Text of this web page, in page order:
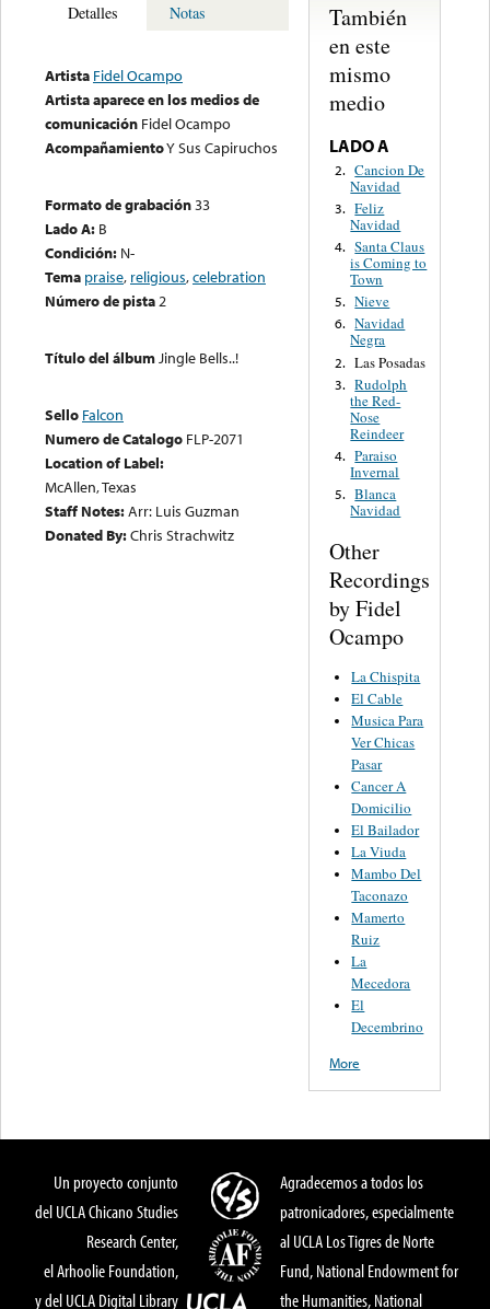
Detalles Notas
Artista Fidel Ocampo
Artista aparece en los medios de
comunicación Fidel Ocampo
AcompañamientoY Sus Capiruchos
Formato de grabación33
Lado A: B
Condición: N-
Tema praise, religious,celebration
Número de pista2
Título del álbumJingle Bells..!
Sello Falcon
Numero de Catalogo FLP-2071
Location of Label:
McAllen, Texas
Staff Notes:Arr: Luis Guzman
Donated By:Chris Strachwitz
También
en este
mismo
medio
LADO A
2. Cancion De
Navidad
3. Feliz
Navidad
4. Santa Claus
is Coming to
Town
5. Nieve
6. Navidad
Negra
2. Las Posadas
3. Rudolph
the Red-
Nose
Reindeer
4. Paraiso
Invernal
5. Blanca
Navidad
Other
Recordings
by Fidel
Ocampo
La Chispita
El Cable
Musica Para
Ver Chicas
Pasar
Cancer A
Domicilio
El Bailador
La Viuda
Mambo Del
Taconazo
Mamerto
Ruiz
La
Mecedora
El
Decembrino
More
Un proyecto conjunto
del UCLA Chicano Studies
Research Center,
el Arhoolie Foundation,
y del UCLA Digital Library
Agradecemos a todos los
patronicadores, especialmente
al UCLA Los Tigres de Norte
Fund, National Endowment for
the Humanities, National